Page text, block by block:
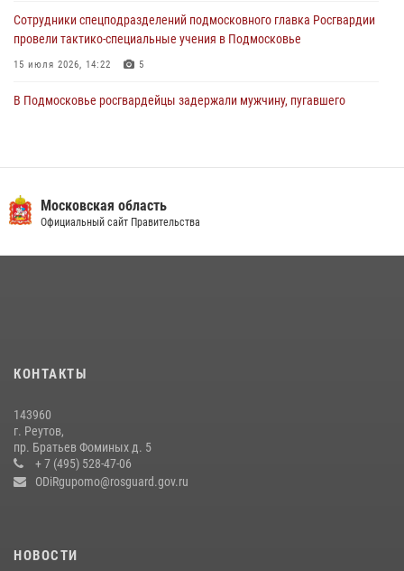
Сотрудники спецподразделений подмосковного главка Росгвардии
провели тактико-специальные учения в Подмосковье
15 июля 2026, 14:22 5
В Подмосковье росгвардейцы задержали мужчину, пугавшего
беспилотников в ДНР
22 июля 2026, 14:27
препятствий со стрельбой
Росгвардейцы открыли свои двери для школьников в Подмосковье
18 июля 2026, 07:03
Московская область
Официальный сайт Правительства
КОНТАКТЫ
143960
г. Реутов,
пр. Братьев Фоминых д. 5
+ 7 (495) 528-47-06
ODiRgupomo@rosguard.gov.ru
НОВОСТИ